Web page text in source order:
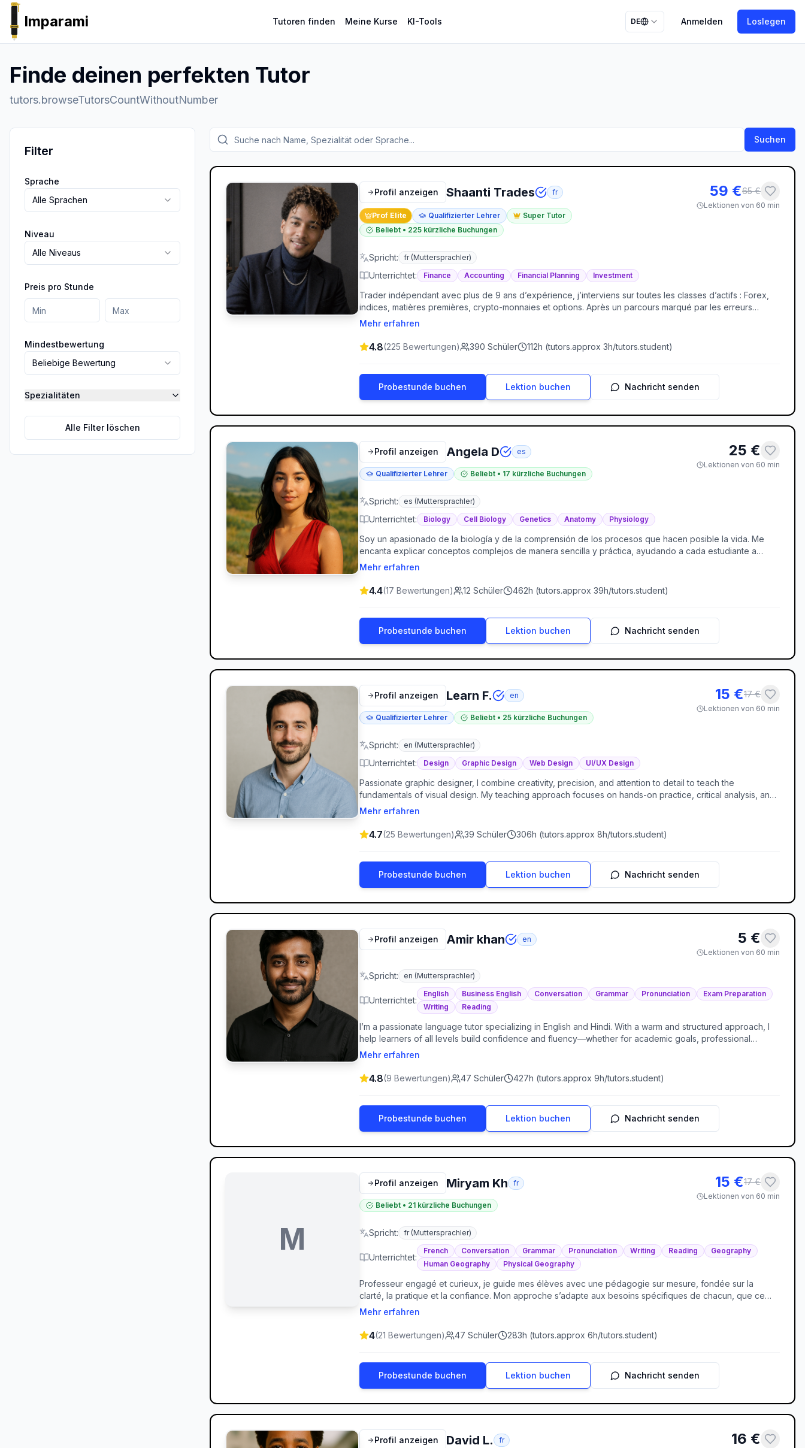
PARKER Imparami Tutoren finden Meine Kurse KI-Tools DE Anmelden Loslegen
Finde deinen perfekten Tutor
tutors.browseTutorsCountWithoutNumber
Filter
Sprache
Alle Sprachen
Niveau
Alle Niveaus
Preis pro Stunde
Mindestbewertung
Beliebige Bewertung
Spezialitäten
Alle Filter löschen
Suchen
Profil anzeigen Shaanti Trades fr
Prof Elite Qualifizierter Lehrer
Super Tutor
Beliebt • 225 kürzliche Buchungen
59 €65€
Lektionen von 60 min
Spricht: fr (Muttersprachler)
Unterrichtet: Finance Accounting Financial Planning Investment
Trader indépendant avec plus de 9 ans d’expérience, j’interviens sur toutes les classes d’actifs : Forex,
indices, matières premières, crypto-monnaies et options. Après un parcours marqué par les erreurs
classiques (overtrading, mauvaise gestion du risque, manque de discipline), j’ai construit une méthode
travers le monde, grâce à ma formation Masterclass Trading et à mes cours en ligne. Mon enseignement
repose sur le Price Action, la gestion du risque et une discipline mentale forte.
Mehr erfahren
4.8(225 Bewertungen) 390 Schüler 112h (tutors.approx 3h/tutors.student)
Probestunde buchen Lektion buchen Nachricht senden
Profil anzeigen Angela D es
Qualifizierter Lehrer Beliebt • 17 kürzliche Buchungen
25 €
Lektionen von 60 min
Spricht: es (Muttersprachler)
Unterrichtet: Biology Cell Biology Genetics Anatomy Physiology
Soy un apasionado de la biología y de la comprensión de los procesos que hacen posible la vida. Me
encanta explicar conceptos complejos de manera sencilla y práctica, ayudando a cada estudiante a
avanzar a su propio ritmo. Mi objetivo es que aprendas biología de forma clara, útil y motivadora.
Mehr erfahren
4.4(17 Bewertungen) 12 Schüler 462h (tutors.approx 39h/tutors.student)
Probestunde buchen Lektion buchen Nachricht senden
Profil anzeigen Learn F. en
Qualifizierter Lehrer Beliebt • 25 kürzliche Buchungen
15 €17€
Lektionen von 60 min
Spricht: en (Muttersprachler)
Unterrichtet: Design Graphic Design Web Design UI/UX Design
Passionate graphic designer, I combine creativity, precision, and attention to detail to teach the
fundamentals of visual design. My teaching approach focuses on hands-on practice, critical analysis, and
the development of a personal style. I guide each student in mastering essential tools (Photoshop,
Mehr erfahren
4.7(25 Bewertungen) 39 Schüler 306h (tutors.approx 8h/tutors.student)
Probestunde buchen Lektion buchen Nachricht senden
Profil anzeigen Amir khan en 5 €
Lektionen von 60 min
Spricht: en (Muttersprachler)
Unterrichtet:
English Business English Conversation Grammar Pronunciation
Exam Preparation
Writing
Reading
I’m a passionate language tutor specializing in English and Hindi. With a warm and structured approach, I
help learners of all levels build confidence and fluency—whether for academic goals, professional
needs, or personal growth. My lessons are interactive, tailored to each student’s pace, and designed to
Mehr erfahren
4.8(9 Bewertungen) 47 Schüler 427h (tutors.approx 9h/tutors.student)
Probestunde buchen Lektion buchen Nachricht senden
M
Profil anzeigen Miryam Kh fr
Beliebt • 21 kürzliche Buchungen
15 €17€
Lektionen von 60 min
Spricht: fr (Muttersprachler)
Unterrichtet:
French Conversation Grammar Pronunciation Writing Reading
Geography
Human Geography
Physical Geography
Professeur engagé et curieux, je guide mes élèves avec une pédagogie sur mesure, fondée sur la
clarté, la pratique et la confiance. Mon approche s’adapte aux besoins spécifiques de chacun, que ce
soit en français, en design graphique ou en mathématiques. J’aime transformer les difficultés en leviers
notion accessible, utile et motivante, pour que l’élève progresse avec autonomie et plaisir.
Mehr erfahren
4(21 Bewertungen) 47 Schüler 283h (tutors.approx 6h/tutors.student)
Probestunde buchen Lektion buchen Nachricht senden
Profil anzeigen David L. fr 16 €